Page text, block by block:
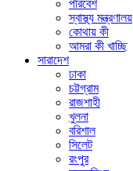
পরিবেশ
স্বাস্থ্য মন্ত্রণালয়
কোথায় কী
আমরা কী খাচ্ছি
সারাদেশ
ঢাকা
চট্টগ্রাম
রাজশাহী
খুলনা
বরিশাল
সিলেট
রংপুর